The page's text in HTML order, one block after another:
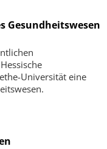
Gesundheitswesen
Universität eine
SOFTWARE AG
im
Von digitaler
fähigen Steuerung